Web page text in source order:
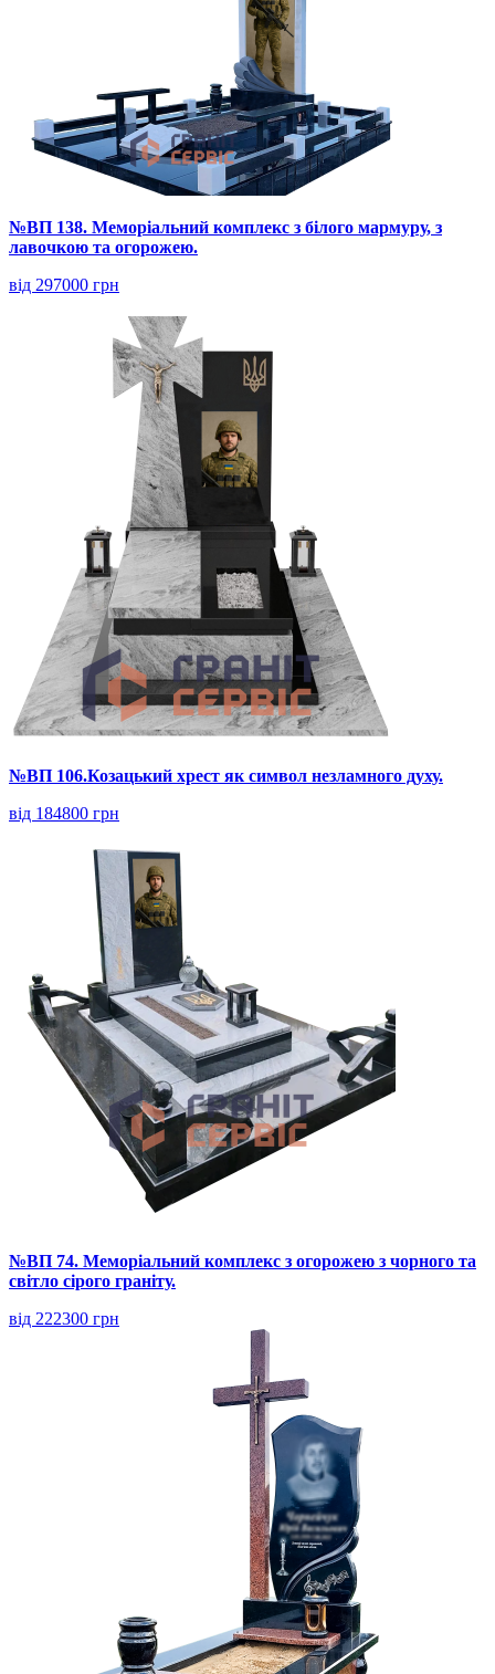
№ВП 138. Меморіальний комплекс з білого мармуру, з
лавочкою та огорожею.
від 297000 грн
№ВП 106.Козацький хрест як символ незламного духу.
від 184800 грн
№ВП 74. Меморіальний комплекс з огорожею з чорного та
світло сірого граніту.
від 222300 грн